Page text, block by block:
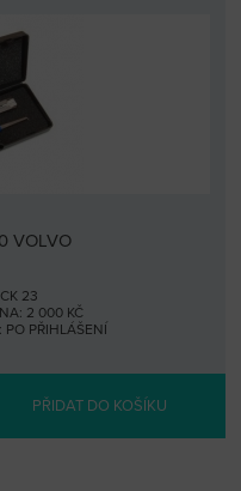
VOLVO
23
2 000 KČ
PO PŘIHLÁŠENÍ
PŘIDAT DO KOŠÍKU